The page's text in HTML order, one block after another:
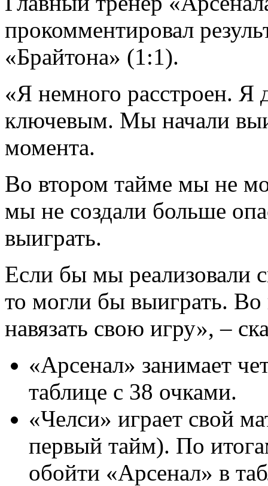
прокомментировал
«Брайтона» (1:1).
«Я немного расстроен.
ключевым. Мы начали
момента.
Во втором тайме мы не
мы не создали больше
выиграть.
Если бы мы реализовали
то могли бы выиграть.
навязать свою игру», –
«Арсенал» занимает
таблице с 38 очками.
«Челси» играет свой
первый тайм). По
обойти «Арсенал» в